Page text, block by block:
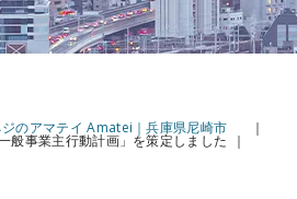
のアマテイ Amatei｜兵庫県尼崎市
一般事業主行動計画」を策定しました